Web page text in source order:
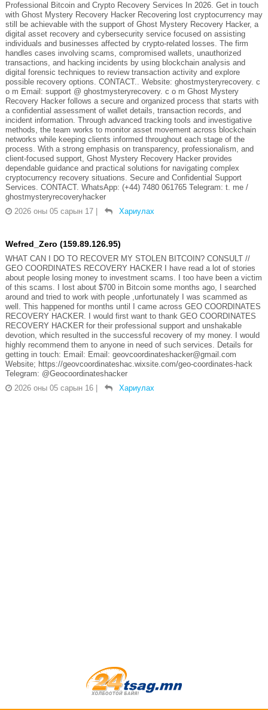
Professional Bitcoin and Crypto Recovery Services In 2026. Get in touch
with Ghost Mystery Recovery Hacker Recovering lost cryptocurrency may
still be achievable with the support of Ghost Mystery Recovery Hacker, a
digital asset recovery and cybersecurity service focused on assisting
individuals and businesses affected by crypto-related losses. The firm
handles cases involving scams, compromised wallets, unauthorized
transactions, and hacking incidents by using blockchain analysis and
digital forensic techniques to review transaction activity and explore
possible recovery options. CONTACT.. Website: ghostmysteryrecovery. c
o m Email: support @ ghostmysteryrecovery. c o m Ghost Mystery
Recovery Hacker follows a secure and organized process that starts with
a confidential assessment of wallet details, transaction records, and
incident information. Through advanced tracking tools and investigative
methods, the team works to monitor asset movement across blockchain
networks while keeping clients informed throughout each stage of the
process. With a strong emphasis on transparency, professionalism, and
client-focused support, Ghost Mystery Recovery Hacker provides
dependable guidance and practical solutions for navigating complex
cryptocurrency recovery situations. Secure and Confidential Support
Services. CONTACT. WhatsApp: (+44) 7480 061765 Telegram: t. me /
ghostmysteryrecoveryhacker
2026 оны 05 сарын 17
Хариулах
Wefred_Zero (159.89.126.95)
WHAT CAN I DO TO RECOVER MY STOLEN BITCOIN? CONSULT //
GEO COORDINATES RECOVERY HACKER I have read a lot of stories
about people losing money to investment scams. I too have been a victim
of this scams. I lost about $700 in Bitcoin some months ago, I searched
around and tried to work with people ,unfortunately I was scammed as
well. This happened for months until I came across GEO COORDINATES
RECOVERY HACKER. I would first want to thank GEO COORDINATES
RECOVERY HACKER for their professional support and unshakable
devotion, which resulted in the successful recovery of my money. I would
highly recommend them to anyone in need of such services. Details for
getting in touch: Email: Email: geovcoordinateshacker@gmail.com
Website; https://geovcoordinateshac.wixsite.com/geo-coordinates-hack
Telegram: @Geocoordinateshacker
2026 оны 05 сарын 16
Хариулах